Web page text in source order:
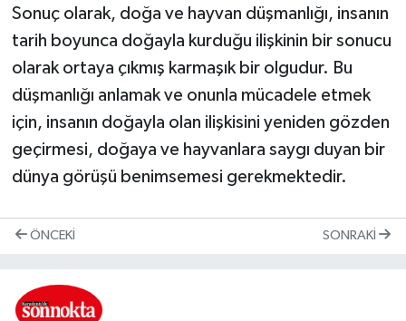
Sonuç olarak, doğa ve hayvan düşmanlığı, insanın
tarih boyunca doğayla kurduğu ilişkinin bir sonucu
olarak ortaya çıkmış karmaşık bir olgudur. Bu
düşmanlığı anlamak ve onunla mücadele etmek
için, insanın doğayla olan ilişkisini yeniden gözden
geçirmesi, doğaya ve hayvanlara saygı duyan bir
dünya görüşü benimsemesi gerekmektedir.
ÖNCEKI SONRAKI